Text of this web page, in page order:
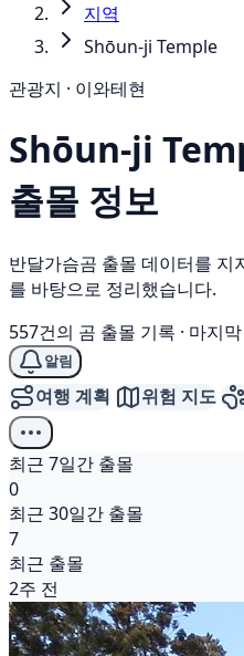
지역
Shōun-ji Temple
관광지 · 이와테현
Shōun-ji
출몰 정보
반달가슴곰 출몰 데이터를 지
를 바탕으로 정리했습니다.
557건의 곰 출몰 기록 · 마지
알림
여행 계획 위험 지도
최근 7일간 출몰
0
최근 30일간 출몰
7
최근 출몰
2주 전